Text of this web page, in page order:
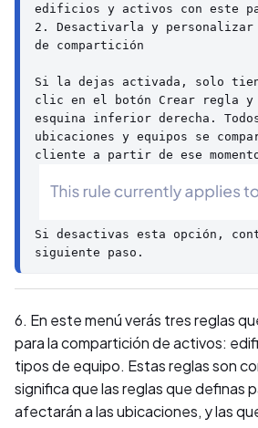
edificios y activos con este
2. Desactivarla y
de compartición
Si la dejas activada, solo
clic en el botón Crear regla
esquina inferior derecha.
ubicaciones y equipos se
Si desactivas esta opción,
siguiente paso.
6. En este menú verás tres reglas
para la compartición de activos:
tipos de equipo. Estas reglas son
significa que las reglas que definas
afectarán a las ubicaciones, y las